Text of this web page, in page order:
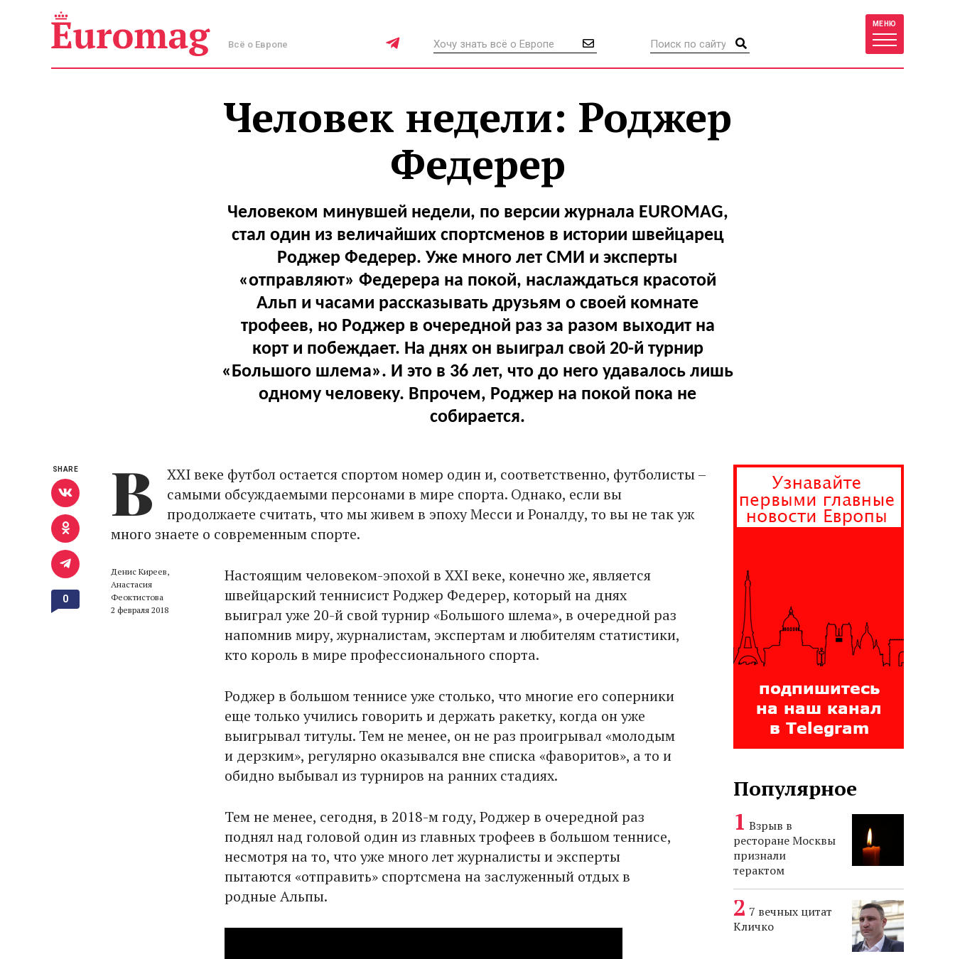
Всё о Европе
МЕНЮ
Человек недели: Роджер
Федерер
Человеком минувшей недели, по версии журнала EUROMAG,
стал один из величайших спортсменов в истории швейцарец
Роджер Федерер. Уже много лет СМИ и эксперты
«отправляют» Федерера на покой, наслаждаться красотой
Альп и часами рассказывать друзьям о своей комнате
трофеев, но Роджер в очередной раз за разом выходит на
корт и побеждает. На днях он выиграл свой 20-й турнир
«Большого шлема». И это в 36 лет, что до него удавалось лишь
одному человеку. Впрочем, Роджер на покой пока не
собирается.
В
XXI веке футбол остается спортом номер один и, соответственно, футболисты –
самыми обсуждаемыми персонами в мире спорта. Однако, если вы
продолжаете считать, что мы живем в эпоху Месси и Роналду, то вы не так уж
много знаете о современным спорте.
Денис Киреев,
Анастасия
Феоктистова
2 февраля 2018
Настоящим человеком-эпохой в XXI веке, конечно же, является
швейцарский теннисист Роджер Федерер, который на днях
выиграл уже 20-й свой турнир «Большого шлема», в очередной раз
напомнив миру, журналистам, экспертам и любителям статистики,
кто король в мире профессионального спорта.
Роджер в большом теннисе уже столько, что многие его соперники
еще только учились говорить и держать ракетку, когда он уже
выигрывал титулы. Тем не менее, он не раз проигрывал «молодым
и дерзким», регулярно оказывался вне списка «фаворитов», а то и
обидно выбывал из турниров на ранних стадиях.
Тем не менее, сегодня, в 2018-м году, Роджер в очередной раз
поднял над головой один из главных трофеев в большом теннисе,
несмотря на то, что уже много лет журналисты и эксперты
пытаются «отправить» спортсмена на заслуженный отдых в
родные Альпы.
SHARE
0
Популярное
Взрыв в
ресторане Москвы
признали
терактом
7 вечных цитат
Кличко